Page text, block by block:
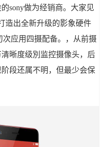
sony做为经销商。大家见
造出全新升级的影象硬件
次应用四摄配备。，从前摄
晰度级別监控摄像头，后
段还属不明，但最少会保